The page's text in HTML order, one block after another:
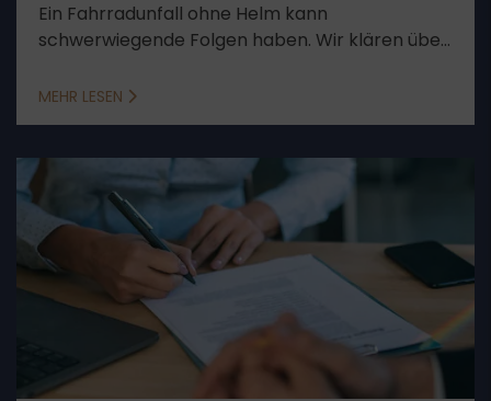
Ein Fahrradunfall ohne Helm kann
schwerwiegende Folgen haben. Wir klären über
MEHR LESEN